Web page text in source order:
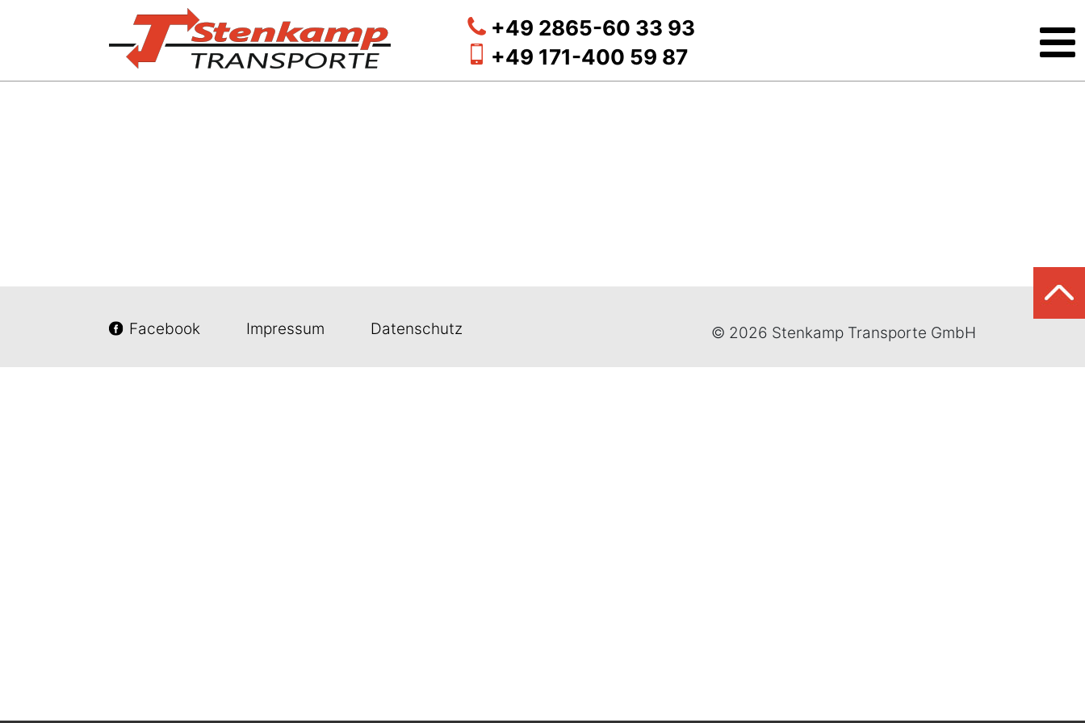
+49 2865-60 33 93
+49 171-400 59 87
Facebook Impressum Datenschutz © 2026 Stenkamp Transporte GmbH